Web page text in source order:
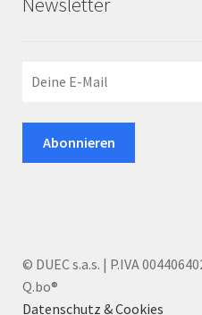
© DUEC s.a.s. | P.IVA
Q.bo®
Datenschutz & Cookies